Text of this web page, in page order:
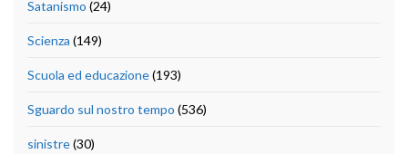
Satanismo (24)
Scienza (149)
Scuola ed educazione(193)
Sguardo sul nostro tempo (536)
sinistre(30)